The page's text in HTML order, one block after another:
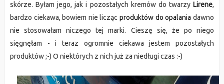
skórze. Byłam jego, jak i pozostałych kremów do twarzyLirene,
bardzo ciekawa, bowiem nie liczącproduktów do opalania dawno
nie stosowałam niczego tej marki. Cieszę się, że po niego
sięgnęłam - i teraz ogromnie ciekawa jestem pozostałych
produktów ;-) O niektórych z nich już za niedługi czas :-)